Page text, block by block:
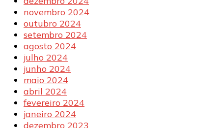
novembro 2024
outubro 2024
setembro 2024
agosto 2024
julho 2024
junho 2024
maio 2024
abril 2024
fevereiro 2024
janeiro 2024
dezembro 2023